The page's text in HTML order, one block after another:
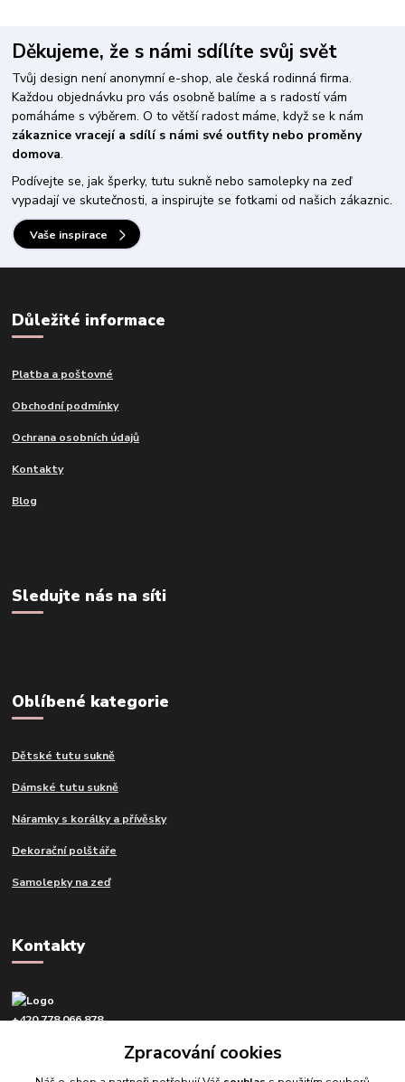
Děkujeme, že s námi sdílíte svůj svět
Tvůj design není anonymní e-shop, ale česká rodinná firma.
Každou objednávku pro vás osobně balíme a s radostí vám
pomáháme s výběrem. O to větší radost máme, když se k nám
zákaznice vracejí a sdílí s námi své outfity nebo proměny
domova.
Podívejte se, jak šperky, tutu sukně nebo samolepky na zeď
vypadají ve skutečnosti, a inspirujte se fotkami od našich zákaznic.
Vaše inspirace
Důležité informace
Platba a poštovné
Obchodní podmínky
Ochrana osobních údajů
Kontakty
Blog
Sledujte nás na síti
Oblíbené kategorie
Dětské tutu sukně
Dámské tutu sukně
Náramky s korálky a přívěsky
Dekorační polštáře
Samolepky na zeď
Kontakty
+420 778 066 878
Zpracování cookies